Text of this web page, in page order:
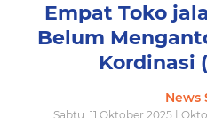
Empat Toko
Belum
Kordinasi
News
Sabtu, 11 Oktober 2025 |